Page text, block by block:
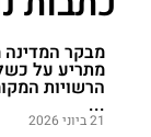
מבקר המדינה
מתריע על
הרשויות
...
21 ביוני 2026